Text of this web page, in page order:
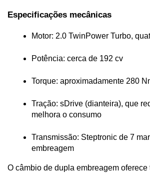
Especificações mecânicas
Motor: 2.0 TwinPower Turbo,
Potência: cerca de 192 cv
Torque: aproximadamente 280
Tração: sDrive (dianteira), que
melhora o consumo
Transmissão: Steptronic de 7
embreagem
O câmbio de dupla embreagem oferece